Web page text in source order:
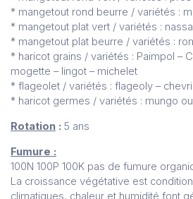
* mangetout rond beurre / variétés :
* mangetout plat vert / variétés :
* mangetout plat beurre / variétés :
* haricot grains / variétés : Paimpol –
mogette – lingot – michelet
* flageolet / variétés : flageoly –
* haricot germes / variétés : mungo
Rotation : 5 ans
Fumure :
100N 100P 100K pas de fumure
La croissance végétative est
climatiques, chaleur et humidité font